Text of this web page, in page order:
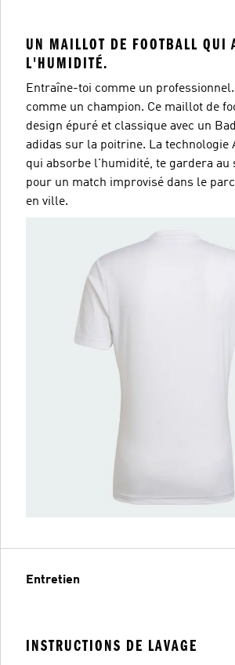
UN MAILLOT DE FOOTBALL QUI
L'HUMIDITÉ.
Entraîne-toi comme un
comme un champion. Ce maillot de
design épuré et classique avec un
adidas sur la poitrine. La technologie
qui absorbe l'humidité, te gardera au
pour un match improvisé dans le
en ville.
Entretien
INSTRUCTIONS DE LAVAGE